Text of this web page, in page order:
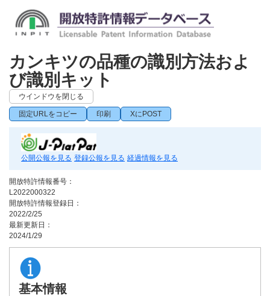
カンキツの品種の識別方法およ
び識別キット
ウインドウを閉じる
固定URLをコピー 印刷 XにPOST
公開公報を見る 登録公報を見る 経過情報を見る
開放特許情報番号：
L2022000322
開放特許情報登録日：
2022/2/25
最新更新日：
2024/1/29
基本情報